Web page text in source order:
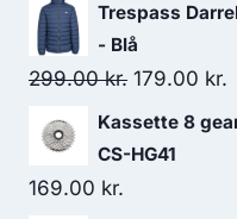
Trespass
- Blå
299.00kr. Original
price
was:
179.00 kr.
Kassette 8
CS-HG41
169.00 kr.